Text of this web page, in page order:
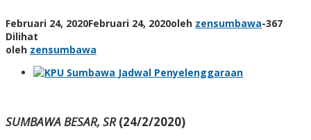
Februari 24, 2020Februari 24, 2020oleh zensumbawa-367
Dilihat
oleh zensumbawa
SUMBAWA BESAR, SR(24/2/2020)